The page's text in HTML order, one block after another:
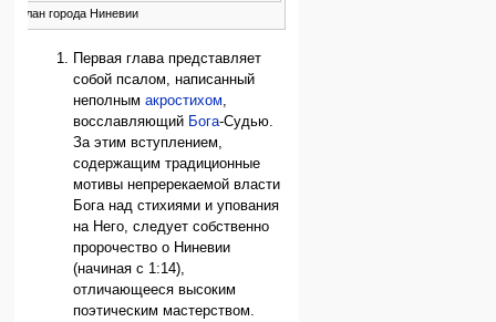
План города Ниневии
Первая глава представляет
собой псалом, написанный
неполнымакростихом
восславляющий Бога-Судью.
За этим вступлением,
содержащим традиционные
мотивы непререкаемой власти
Бога над стихиями и упования
на Него, следует собственно
пророчество о Ниневии
(начиная с 1:14),
отличающееся высоким
поэтическим мастерством.